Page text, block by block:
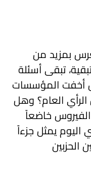
بمزيد من
تبقى أسئلة
أخفت المؤسسات
العام؟ وهل
خاضعاً
يمثل جزءاً